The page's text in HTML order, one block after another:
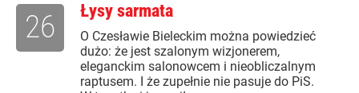
Łysy sarmata
O Czesławie Bieleckim można powiedzieć
dużo: że jest szalonym wizjonerem,
eleganckim salonowcem i nieobliczalnym
raptusem. I że zupełnie nie pasuje do PiS.
26